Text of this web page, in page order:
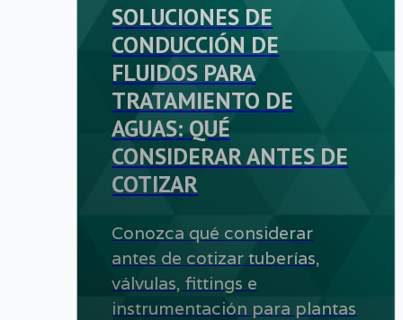
SOLUCIONES DE
CONDUCCIÓN DE
FLUIDOS PARA
TRATAMIENTO DE
AGUAS: QUÉ
CONSIDERAR ANTES DE
COTIZAR
Conozca qué considerar
antes de cotizar tuberías,
válvulas, fittings e
instrumentación para plantas